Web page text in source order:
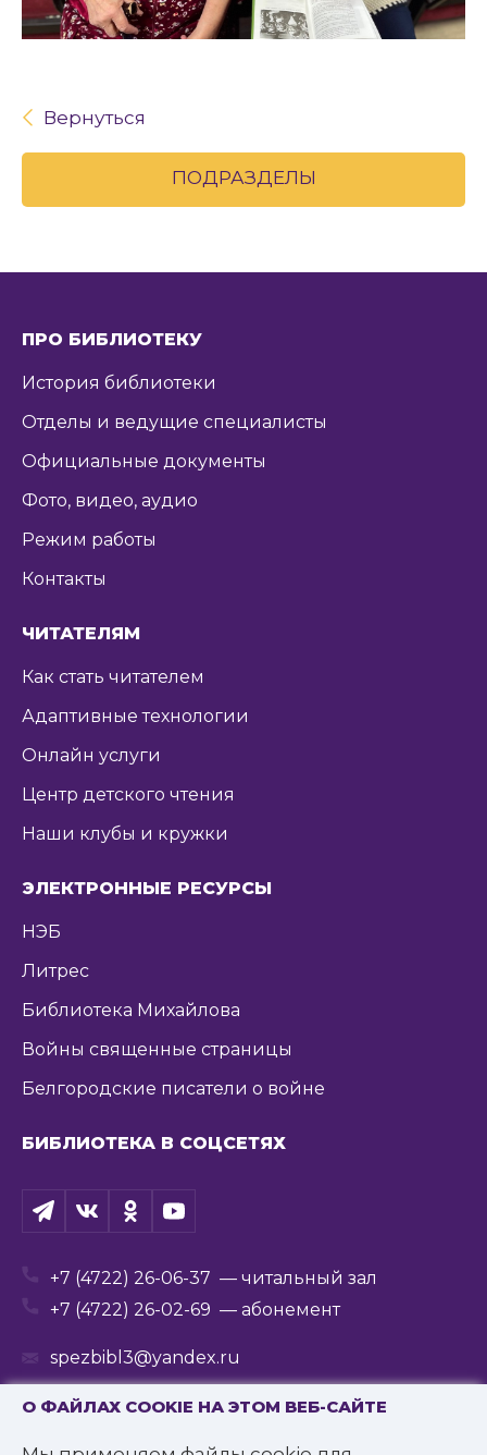
О ФАЙЛАХ COOKIE НА ЭТОМ ВЕБ-САЙТЕ
Вернуться
ПОДРАЗДЕЛЫ
ПРО БИБЛИОТЕКУ
История библиотеки
Отделы и ведущие специалисты
Официальные документы
Фото, видео, аудио
Режим работы
Контакты
ЧИТАТЕЛЯМ
Как стать читателем
Адаптивные технологии
Онлайн услуги
Центр детского чтения
Наши клубы и кружки
ЭЛЕКТРОННЫЕ РЕСУРСЫ
НЭБ
Литрес
Библиотека Михайлова
Войны священные страницы
Белгородские писатели о войне
БИБЛИОТЕКА В СОЦСЕТЯХ
+7 (4722) 26-06-37 — читальный зал
+7 (4722) 26-02-69 — абонемент
spezbibl3@yandex.ru